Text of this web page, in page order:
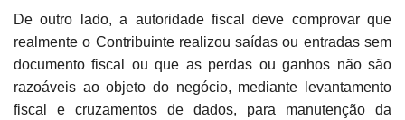
De outro lado, a autoridade fiscal deve comprovar que
realmente o Contribuinte realizou saídas ou entradas sem
documento fiscal ou que as perdas ou ganhos não são
razoáveis ao objeto do negócio, mediante levantamento
fiscal e cruzamentos de dados, para manutenção da